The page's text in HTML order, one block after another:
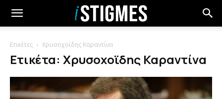
Ετικέτες Χρυσοχοϊδης Καραντίνα
Ετικέτα: Χρυσοχοϊδης Καραντίνα